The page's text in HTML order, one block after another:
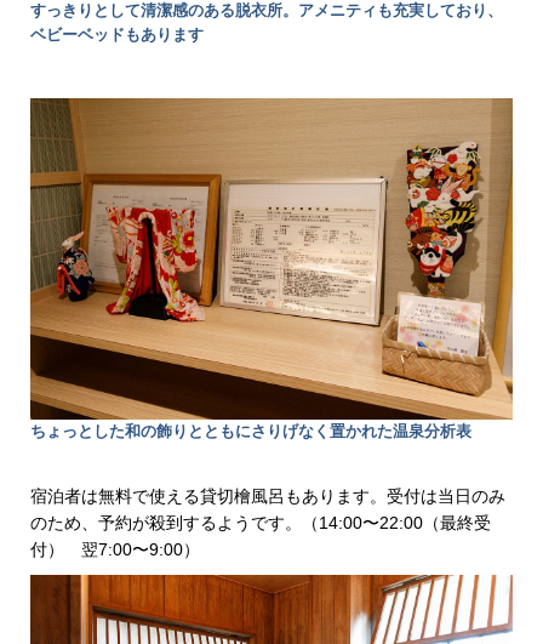
すっきりとして清潔感のある脱衣所。アメニティも充実しており、
ベビーベッドもあります
ちょっとした和の飾りとともにさりげなく置かれた温泉分析表
宿泊者は無料で使える貸切檜風呂もあります。受付は当日のみ
のため、予約が殺到するようです。（14:00〜22:00（最終受
付） 翌7:00〜9:00）